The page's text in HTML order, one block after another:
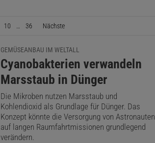
10 … 36 Nächste
GEMÜSEANBAU IM WELTALL
:
Cyanobakterien verwandeln
Marsstaub in Dünger
Die Mikroben nutzen Marsstaub und
Kohlendioxid als Grundlage für Dünger. Das
Konzept könnte die Versorgung von Astronauten
auf langen Raumfahrtmissionen grundlegend
verändern.